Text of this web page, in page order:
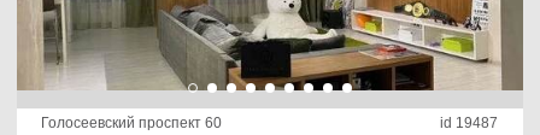
Голосеевский проспект 60 id 19487